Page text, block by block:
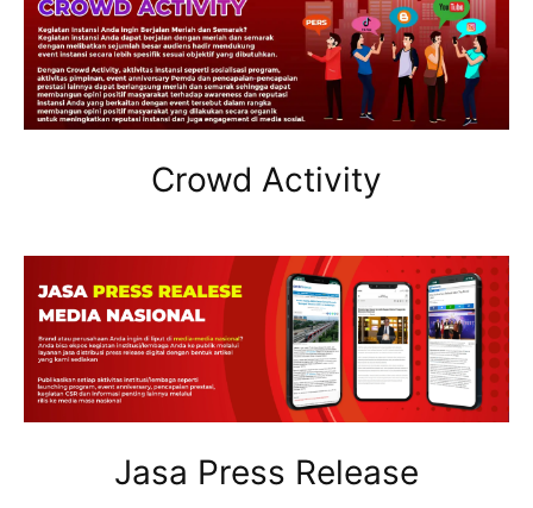
Crowd Activity
Jasa Press Release